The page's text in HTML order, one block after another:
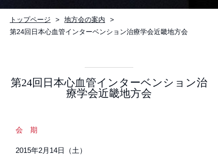
トップページ
地方会の案内
第24回日本心血管インターベンション治療学会近畿地方会
第24回日本心血管インターベンション治
療学会近畿地方会
会 期
2015年2月14日（土）